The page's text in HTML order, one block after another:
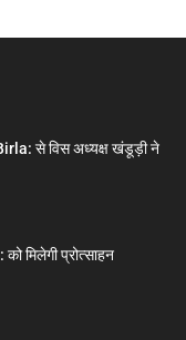
से विस अध्यक्ष खंडूड़ी ने
मिलेगी प्रोत्साहन